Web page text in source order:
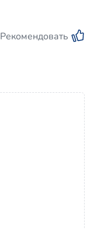
Рекомендовать